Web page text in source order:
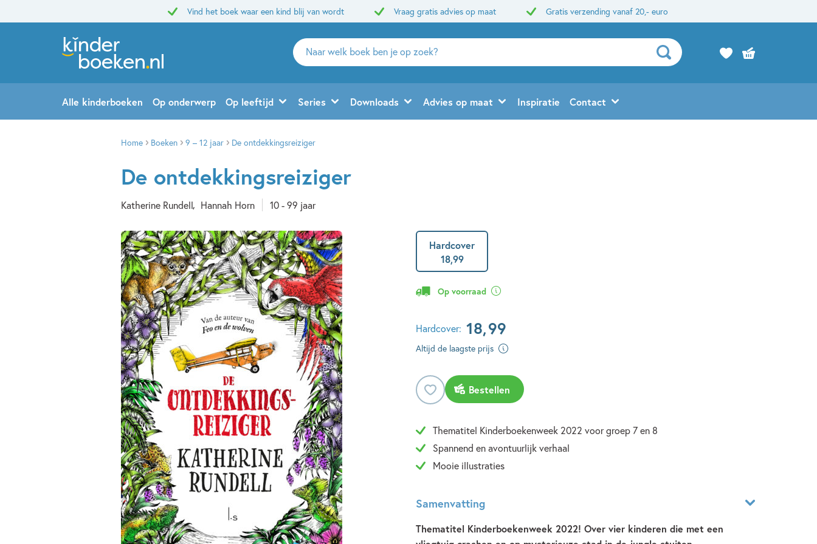
Vind het boek waar een kind blij van wordt Vraag gratis advies op maat Gratis verzending vanaf 20,- euro
Zoeken
naar
en
uitgevers
Alle kinderboeken Op onderwerp Op leeftijd Series Downloads Advies op maat Inspiratie Contact
Home Boeken 9 – 12 jaar De ontdekkingsreiziger
De ontdekkingsreiziger
Katherine Rundell Hannah Horn 10 - 99 jaar
Hardcover
18,99
Op voorraad
Hardcover: 18,99
Altijd de laagste prijs
Bestellen
Thematitel Kinderboekenweek 2022 voor groep 7 en 8
Spannend en avontuurlijk verhaal
Mooie illustraties
Samenvatting
Thematitel Kinderboekenweek 2022! Over vier kinderen die met een